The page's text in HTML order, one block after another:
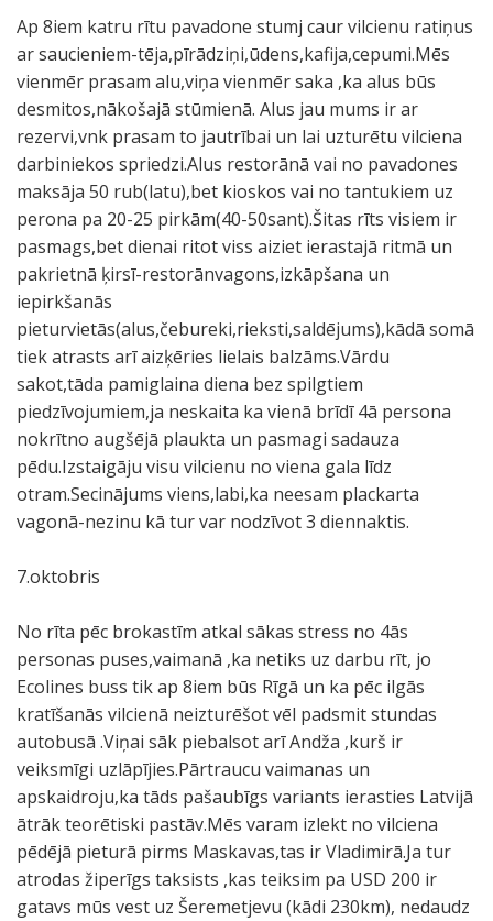
Ap 8iem katru rītu pavadone stumj caur vilcienu ratiņus
ar saucieniem-tēja,pīrādziņi,ūdens,kafija,cepumi.Mēs
vienmēr prasam alu,viņa vienmēr saka ,ka alus būs
desmitos,nākošajā stūmienā. Alus jau mums ir ar
rezervi,vnk prasam to jautrībai un lai uzturētu vilciena
darbiniekos spriedzi.Alus restorānā vai no pavadones
maksāja 50 rub(latu),bet kioskos vai no tantukiem uz
perona pa 20-25 pirkām(40-50sant).Šitas rīts visiem ir
pasmags,bet dienai ritot viss aiziet ierastajā ritmā un
pakrietnā ķirsī-restorānvagons,izkāpšana un
iepirkšanās
pieturvietās(alus,čebureki,rieksti,saldējums),kādā somā
tiek atrasts arī aizķēries lielais balzāms.Vārdu
sakot,tāda pamiglaina diena bez spilgtiem
piedzīvojumiem,ja neskaita ka vienā brīdī 4ā persona
nokrītno augšējā plaukta un pasmagi sadauza
pēdu.Izstaigāju visu vilcienu no viena gala līdz
otram.Secinājums viens,labi,ka neesam plackarta
vagonā-nezinu kā tur var nodzīvot 3 diennaktis.
7.oktobris
No rīta pēc brokastīm atkal sākas stress no 4ās
personas puses,vaimanā ,ka netiks uz darbu rīt, jo
Ecolines buss tik ap 8iem būs Rīgā un ka pēc ilgās
kratīšanās vilcienā neizturēšot vēl padsmit stundas
autobusā .Viņai sāk piebalsot arī Andža ,kurš ir
veiksmīgi uzlāpījies.Pārtraucu vaimanas un
apskaidroju,ka tāds pašaubīgs variants ierasties Latvijā
ātrāk teorētiski pastāv.Mēs varam izlekt no vilciena
pēdējā pieturā pirms Maskavas,tas ir Vladimirā.Ja tur
atrodas žiperīgs taksists ,kas teiksim pa USD 200 ir
gatavs mūs vest uz Šeremetjevu (kādi 230km), nedaudz